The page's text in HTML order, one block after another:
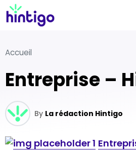
Accueil
Entreprise –
By La rédaction Hintigo